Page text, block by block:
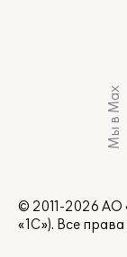
Мы в Max
© 2011-2026 АО
«1С»). Все